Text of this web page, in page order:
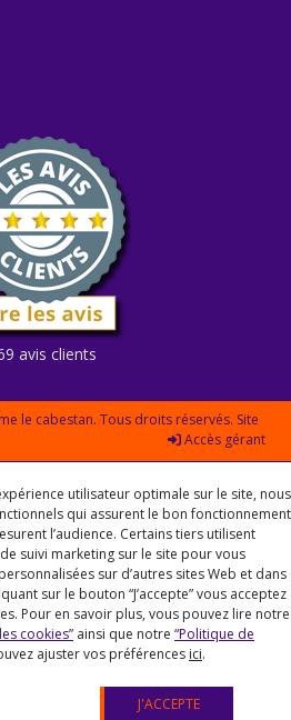
avis clients
le cabestan. Tous droits réservés. Site
Accès gérant
utilisateur optimale sur le site, nous
qui assurent le bon fonctionnement
l’audience. Certains tiers utilisent
suivi marketing sur le site pour vous
sur d’autres sites Web et dans
sur le bouton “J’accepte” vous acceptez
Pour en savoir plus, vous pouvez lire notre
cookies” ainsi que notre “Politique de
ajuster vos préférences ici.
J'ACCEPTE